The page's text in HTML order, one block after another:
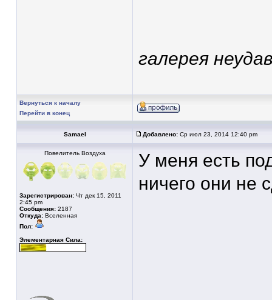
галерея
Вернуться к началу
Перейти в конец
Samael Добавлено: Ср июл 23, 2014 12:40 pm
Повелитель Воздуха
Зарегистрирован: Чт дек 15, 2011
2:45 pm
Сообщения: 2187
Откуда: Вселенная
Пол:
Элементарная Сила:
У меня есть
ничего они не